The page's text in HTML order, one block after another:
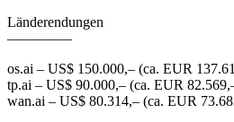
Länderendungen
————–
os.ai – US$ 150.000,– (ca. EUR
tp.ai – US$ 90.000,– (ca. EUR
wan.ai – US$ 80.314,– (ca. EUR